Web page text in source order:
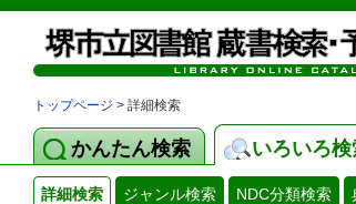
トップページ > 詳細検索
かんたん検索 いろいろ検
詳細検索 ジャンル検索 NDC分類検索